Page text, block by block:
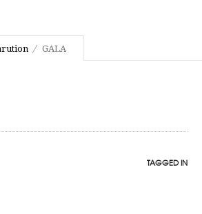
GALA
TAGGED IN